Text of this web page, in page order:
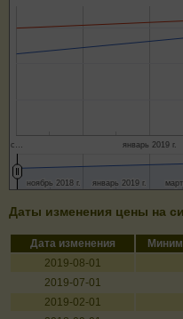
с… январь 2019 г.
ноябрь 2018 г.
ноябрь 2018 г. январь 2019 г.
январь 2019 г.
Даты изменения цены на
Дата изменения
2019-08-01
2019-07-01
2019-02-01